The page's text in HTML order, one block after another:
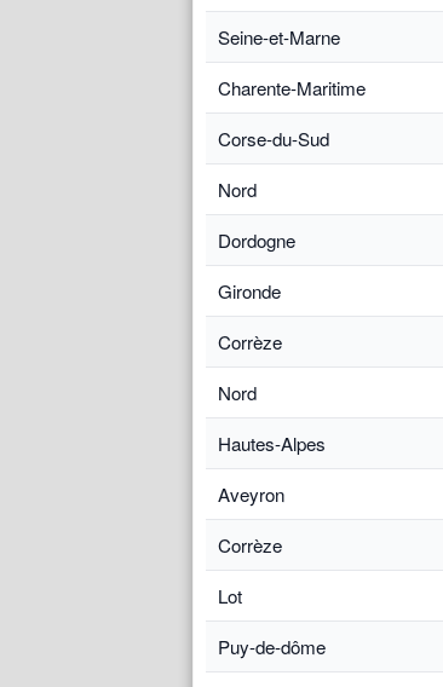
Seine-et-Marne
Charente-Maritime
Corse-du-Sud
Nord
Dordogne
Gironde
Corrèze
Nord
Hautes-Alpes
Aveyron
Corrèze
Lot
Puy-de-dôme